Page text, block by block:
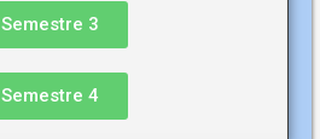
Semestre 3
Semestre 4